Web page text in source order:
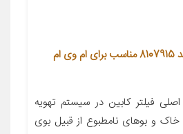
فیلتر کابین خودرو آرو کد 8107915 مناسب برای ام وی ام
فیلتر کابین در سیستم تهویه
و بوهای نامطبوع از قبیل بوی